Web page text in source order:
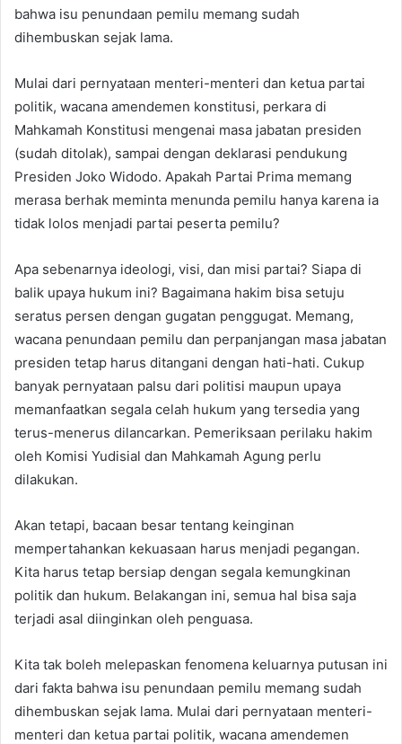
bahwa isu penundaan pemilu memang sudah
dihembuskan sejak lama.
Mulai dari pernyataan menteri-menteri dan ketua partai
politik, wacana amendemen konstitusi, perkara di
Mahkamah Konstitusi mengenai masa jabatan presiden
(sudah ditolak), sampai dengan deklarasi pendukung
Presiden Joko Widodo. Apakah Partai Prima memang
merasa berhak meminta menunda pemilu hanya karena ia
tidak lolos menjadi partai peserta pemilu?
Apa sebenarnya ideologi, visi, dan misi partai? Siapa di
balik upaya hukum ini? Bagaimana hakim bisa setuju
seratus persen dengan gugatan penggugat. Memang,
wacana penundaan pemilu dan perpanjangan masa jabatan
presiden tetap harus ditangani dengan hati-hati. Cukup
banyak pernyataan palsu dari politisi maupun upaya
memanfaatkan segala celah hukum yang tersedia yang
terus-menerus dilancarkan. Pemeriksaan perilaku hakim
oleh Komisi Yudisial dan Mahkamah Agung perlu
dilakukan.
Akan tetapi, bacaan besar tentang keinginan
mempertahankan kekuasaan harus menjadi pegangan.
Kita harus tetap bersiap dengan segala kemungkinan
politik dan hukum. Belakangan ini, semua hal bisa saja
terjadi asal diinginkan oleh penguasa.
Kita tak boleh melepaskan fenomena keluarnya putusan ini
dari fakta bahwa isu penundaan pemilu memang sudah
dihembuskan sejak lama. Mulai dari pernyataan menteri-
menteri dan ketua partai politik, wacana amendemen